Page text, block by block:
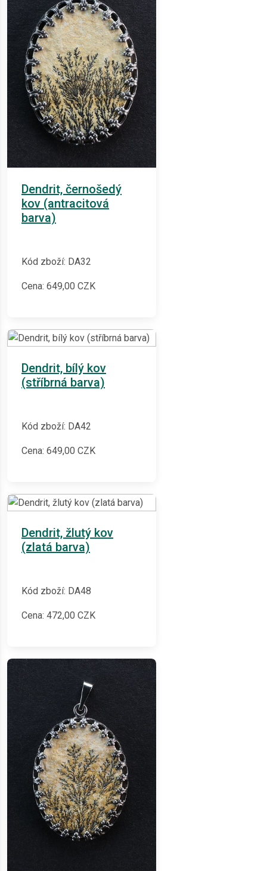
Dendrit, černošedý
kov (antracitová
barva)
Kód zboží: DA32
Cena: 649,00 CZK
Dendrit, bílý kov
(stříbrná barva)
Kód zboží: DA42
Cena: 649,00 CZK
Dendrit, žlutý kov
(zlatá barva)
Kód zboží: DA48
Cena: 472,00 CZK